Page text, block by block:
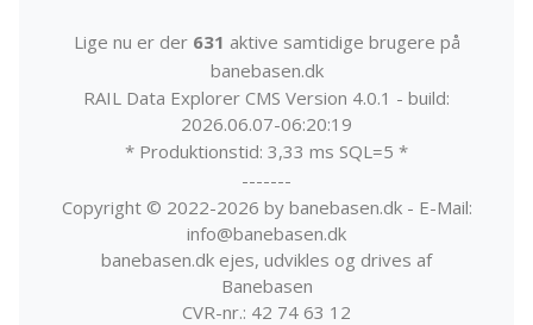
Lige nu er der 631 aktive samtidige brugere på
banebasen.dk
RAIL Data Explorer CMS Version 4.0.1 - build:
2026.06.07-06:20:19
* Produktionstid: 3,33 ms SQL=5 *
-------
Copyright © 2022-2026 by banebasen.dk - E-Mail:
info@banebasen.dk
banebasen.dk ejes, udvikles og drives af
Banebasen
CVR-nr.: 42 74 63 12